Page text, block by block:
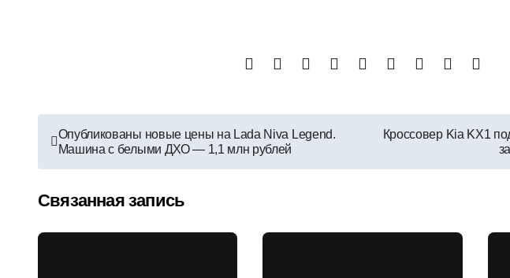
Навигация
по
записям
Опубликованы новые цены на Lada Niva Legend.
Машина с белыми ДХО — 1,1 млн рублей
Кроссовер Kia KX1
Связанная запись